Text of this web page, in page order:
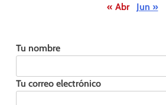
« Abr Jun »
Tu nombre
Tu correo electrónico